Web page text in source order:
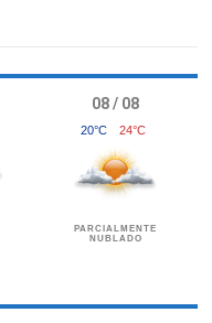
08 / 08
20°C 24°C
PARCIALMENTE
NUBLADO